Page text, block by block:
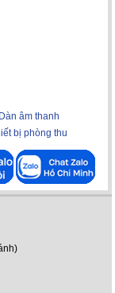
Dàn âm thanh
bị phòng thu